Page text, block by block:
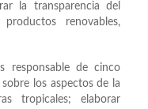
la transparencia del
renovables,
responsable de cinco
los aspectos de la
tropicales; elaborar